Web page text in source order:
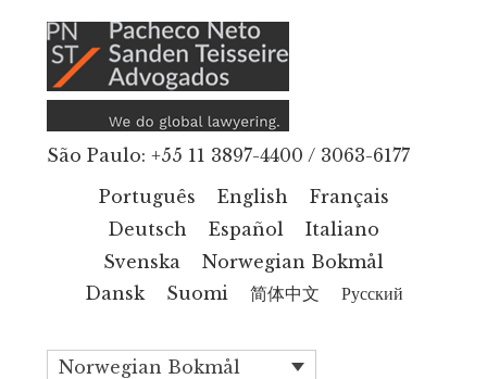
hovedinnhold
Additional
menu
São Paulo: +55 11 3897-4400 / 3063-6177
Português
English
Français
Deutsch
Español
Italiano
Svenska
Norwegian Bokmål
Dansk
Suomi 简体中文 Русский
Norwegian Bokmål